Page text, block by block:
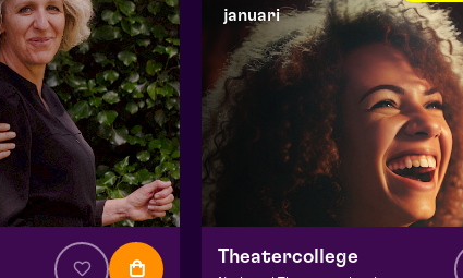
januari
Theatercollege